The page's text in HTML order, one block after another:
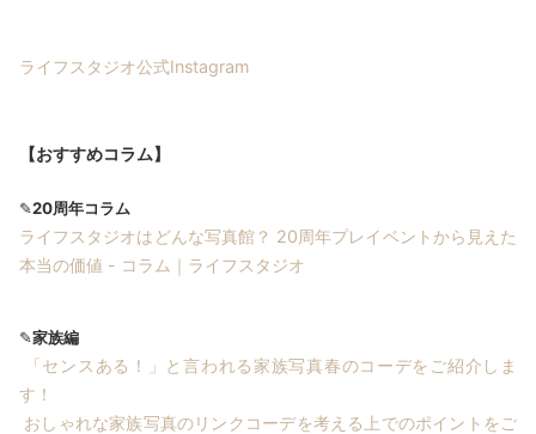
ライフスタジオ公式Instagram
【おすすめコラム】
✎20周年コラム
ライフスタジオはどんな写真館？ 20周年プレイベントから見えた
本当の価値 - コラム｜ライフスタジオ
✎家族編
「センスある！」と言われる家族写真春のコーデをご紹介しま
す！
おしゃれな家族写真のリンクコーデを考える上でのポイントをご